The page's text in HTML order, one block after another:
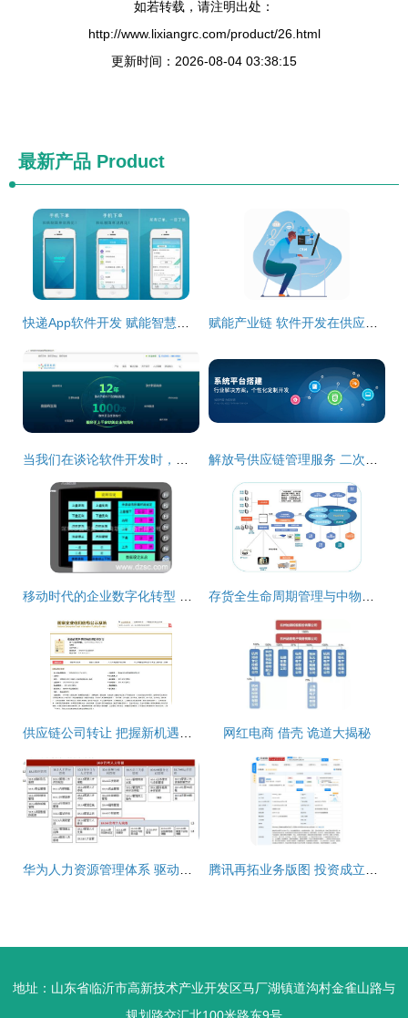
如若转载，请注明出处：
http://www.lixiangrc.com/product/26.html
更新时间：2026-08-04 03:38:15
最新产品 Product
网红电商 借壳 诡道大揭秘
地址：山东省临沂市高新技术产业开发区马厂湖镇道沟村金雀山路与